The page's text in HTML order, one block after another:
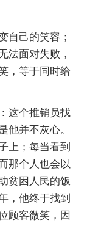
自己的笑容；
法面对失败，
，等于同时给
这个推销员找
他并不灰心。
上；每当看到
那个人也会以
贫困人民的饭
，他终于找到
顾客微笑，因